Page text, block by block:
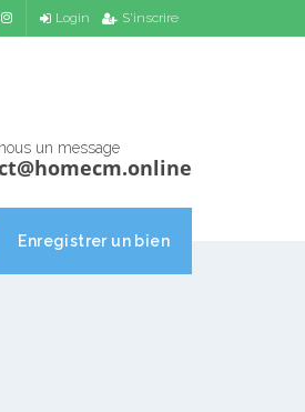
Login S'inscrire
nous un message
Enregistrer un bien